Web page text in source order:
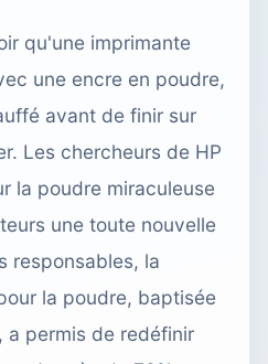
qu'une imprimante
une encre en poudre,
avant de finir sur
Les chercheurs de HP
la poudre miraculeuse
une toute nouvelle
responsables, la
la poudre, baptisée
a permis de redéfinir